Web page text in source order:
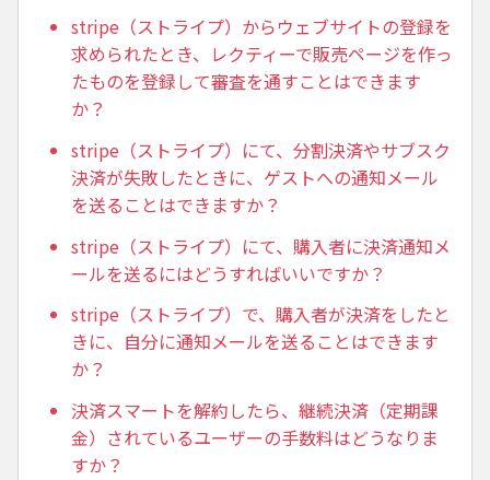
stripe（ストライプ）からウェブサイトの登録を
求められたとき、レクティーで販売ページを作っ
たものを登録して審査を通すことはできます
か？
stripe（ストライプ）にて、分割決済やサブスク
決済が失敗したときに、ゲストへの通知メール
を送ることはできますか？
stripe（ストライプ）にて、購入者に決済通知メ
ールを送るにはどうすればいいですか？
stripe（ストライプ）で、購入者が決済をしたと
きに、自分に通知メールを送ることはできます
か？
決済スマートを解約したら、継続決済（定期課
金）されているユーザーの手数料はどうなりま
すか？